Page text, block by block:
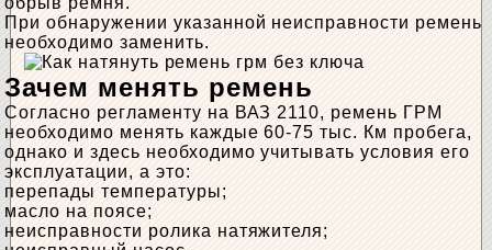
При обнаружении указанной неисправности ремень
необходимо заменить.
Зачем менять ремень
Согласно регламенту на ВАЗ 2110, ремень ГРМ
необходимо менять каждые 60-75 тыс. Км пробега,
однако и здесь необходимо учитывать условия его
эксплуатации, а это:
перепады температуры;
масло на поясе;
неисправности ролика натяжителя;